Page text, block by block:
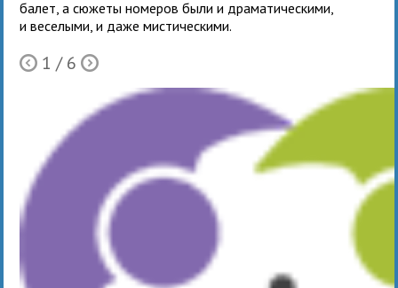
балет, а сюжеты номе­ров были и дра­ма­ти­че­скими,
и весе­лыми, и даже мисти­че­скими.
Ò 1 / 6Õ